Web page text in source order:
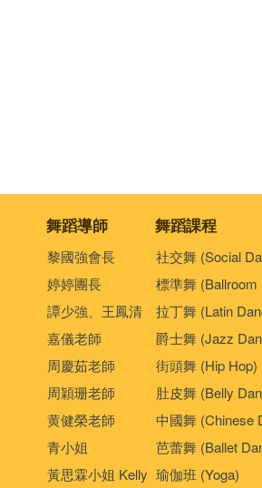
舞蹈導師 舞蹈課程
黎國強會長
婷婷團長
譚少強、王鳳清
嘉儀老師
周慶茹老師
周穎珊老師
黄健榮老師
青小姐
黃思霖小姐 Kelly
社交舞 (Social
標準舞 (Ballroom
拉丁舞 (Latin
爵士舞 (Jazz
街頭舞 (Hip Hop)
肚皮舞 (Belly
中國舞 (Chinese
芭蕾舞 (Ballet
瑜伽班 (Yoga)